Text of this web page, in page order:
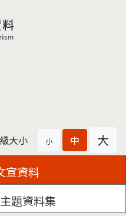
大小 小 中 大
宣資料
題資料集